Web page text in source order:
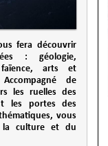
fera découvrir
: géologie,
arts et
de
les ruelles des
les portes des
vous
culture et du